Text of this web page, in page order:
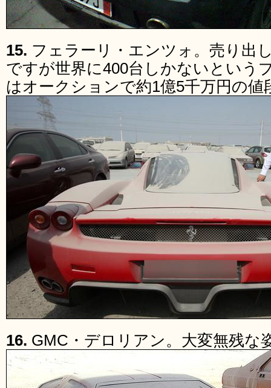
15. フェラーリ・エンツォ。売り出
ですが世界に400台しかないという
はオークションで約1億5千万円の値
16. GMC・デロリアン。大変無残な